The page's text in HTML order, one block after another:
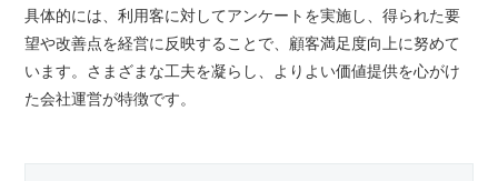
具体的には、利用客に対してアンケートを実施し、得られた要
望や改善点を経営に反映することで、顧客満足度向上に努めて
います。さまざまな工夫を凝らし、よりよい価値提供を心がけ
た会社運営が特徴です。